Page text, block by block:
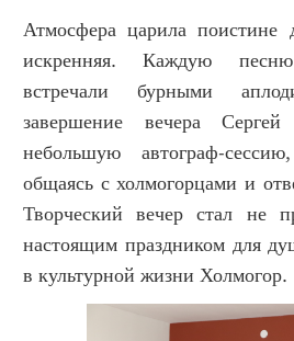
Атмосфера царила поистине
искренняя. Каждую
встречали бурными
завершение вечера Сергей
небольшую автограф-
общаясь с холмогорцами и
Творческий вечер стал не
настоящим праздником для
в культурной жизни Холмогор.